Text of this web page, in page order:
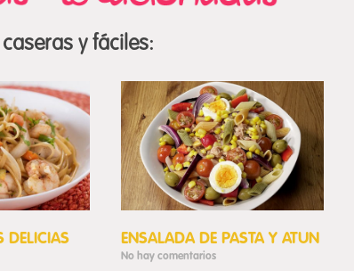
y fáciles:
DELICIAS ENSALADA DE PASTA Y ATUN
No hay comentarios